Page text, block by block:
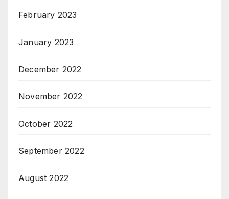
February 2023
January 2023
December 2022
November 2022
October 2022
September 2022
August 2022